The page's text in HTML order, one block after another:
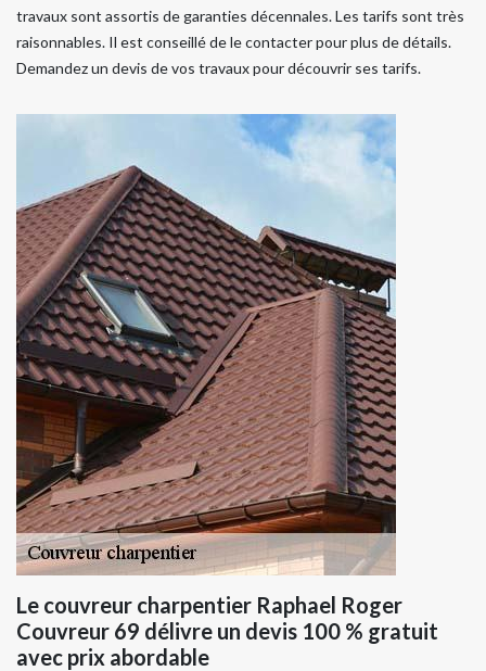
travaux sont assortis de garanties décennales. Les tarifs sont très
raisonnables. Il est conseillé de le contacter pour plus de détails.
Demandez un devis de vos travaux pour découvrir ses tarifs.
Le couvreur charpentier Raphael Roger
Couvreur 69 délivre un devis 100 % gratuit
avec prix abordable